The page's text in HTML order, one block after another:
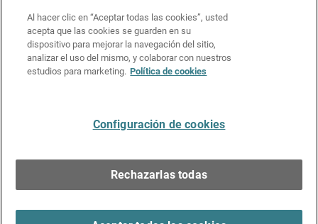
Política de cookies
Política de privacidad
Kit de medios y marca
Al hacer clic en “Aceptar todas las cookies”, usted
acepta que las cookies se guarden en su
dispositivo para mejorar la navegación del sitio,
analizar el uso del mismo, y colaborar con nuestros
estudios para marketing. Política de cookies
Configuración de cookies
Rechazarlas todas